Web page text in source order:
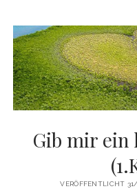
Gib mir ein
VERÖFFENTLICHT